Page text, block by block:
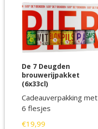
De 7 Deugden
brouwerijpakket
(6x33cl)
Cadeauverpakking met
6 flesjes
€19,99